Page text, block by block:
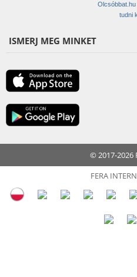
Olcsóbbat.hu
tudni
ISMERJ MEG MINKET
© 2017-2026
FERA